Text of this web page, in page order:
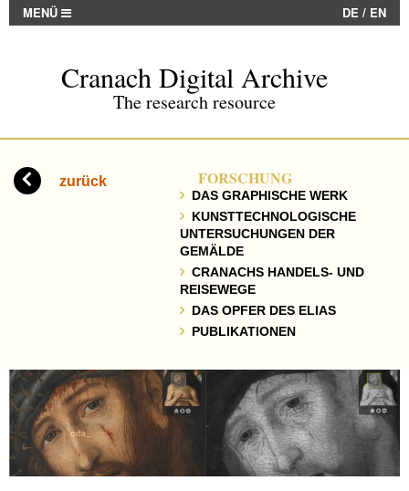
MENÜ DE / EN
Cranach Digital Archive
The research resource
zurück FORSCHUNG
DAS GRAPHISCHE WERK
KUNSTTECHNOLOGISCHE
UNTERSUCHUNGEN DER
GEMÄLDE
CRANACHS HANDELS- UND
REISEWEGE
DAS OPFER DES ELIAS
PUBLIKATIONEN